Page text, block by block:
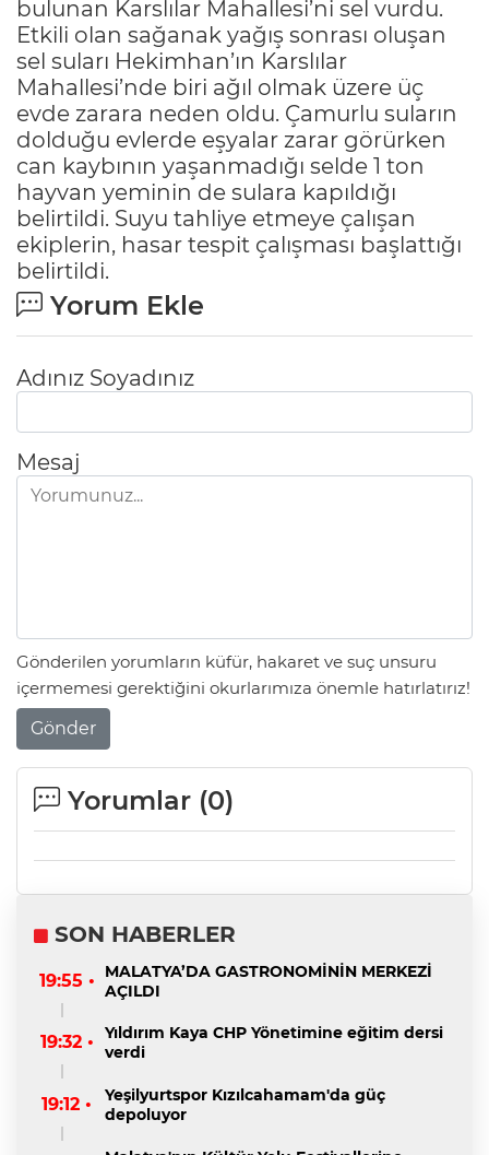
bulunan Karslılar Mahallesi’ni sel vurdu.
Etkili olan sağanak yağış sonrası oluşan
sel suları Hekimhan’ın Karslılar
Mahallesi’nde biri ağıl olmak üzere üç
evde zarara neden oldu. Çamurlu suların
dolduğu evlerde eşyalar zarar görürken
can kaybının yaşanmadığı selde 1 ton
hayvan yeminin de sulara kapıldığı
belirtildi. Suyu tahliye etmeye çalışan
ekiplerin, hasar tespit çalışması başlattığı
belirtildi.
Yorum Ekle
Adınız Soyadınız
Mesaj
Gönderilen yorumların küfür, hakaret ve suç unsuru
içermemesi gerektiğini okurlarımıza önemle hatırlatırız!
Gönder
Yorumlar (0)
SON HABERLER
19:55 •
MALATYA’DA GASTRONOMİNİN MERKEZİ
AÇILDI
19:32 •
Yıldırım Kaya CHP Yönetimine eğitim dersi
verdi
19:12 •
Yeşilyurtspor Kızılcahamam'da güç
depoluyor